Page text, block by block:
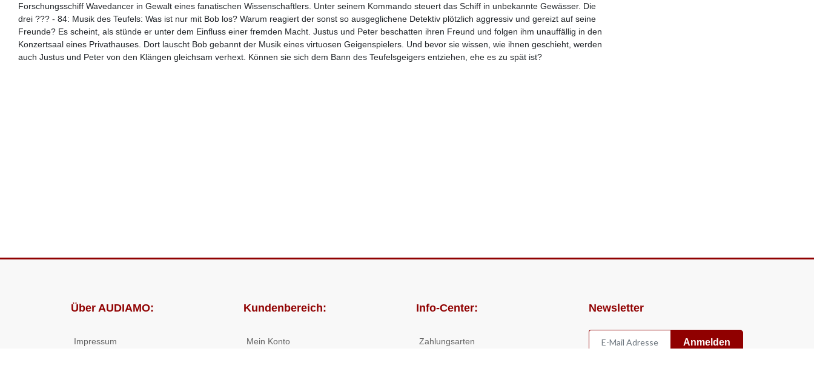
Forschungsschiff Wavedancer in Gewalt eines fanatischen Wissenschaftlers. Unter seinem Kommando steuert das Schiff in unbekannte Gewässer. Die
drei ??? - 84: Musik des Teufels: Was ist nur mit Bob los? Warum reagiert der sonst so ausgeglichene Detektiv plötzlich aggressiv und gereizt auf seine
Freunde? Es scheint, als stünde er unter dem Einfluss einer fremden Macht. Justus und Peter beschatten ihren Freund und folgen ihm unauffällig in den
Konzertsaal eines Privathauses. Dort lauscht Bob gebannt der Musik eines virtuosen Geigenspielers. Und bevor sie wissen, wie ihnen geschieht, werden
auch Justus und Peter von den Klängen gleichsam verhext. Können sie sich dem Bann des Teufelsgeigers entziehen, ehe es zu spät ist?
Über AUDIAMO:
Impressum
Kundenbereich:
Mein Konto
Info-Center:
Zahlungsarten
Newsletter
Anmelden